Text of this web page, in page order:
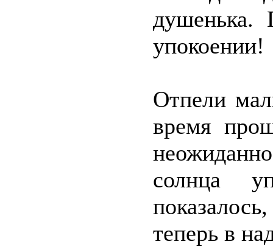
душенька.
упокоении!
Отпели
время
солнца
теперь в